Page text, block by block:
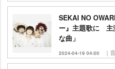
SEKAI NO
ー』主題歌に 主
な曲」
2024-04-19 04:00 ｜